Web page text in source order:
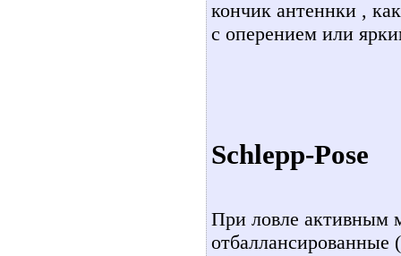
кончик антеннки ,
с оперением или
Schlepp-Pose
При ловле активным
отбаллансированные